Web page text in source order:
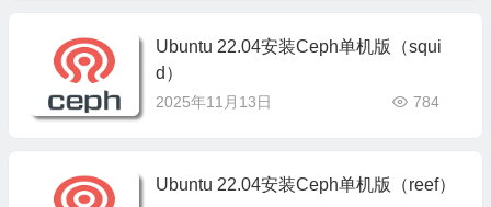
Ubuntu 22.04安装Ceph单机版（squi
d）
2025年11月13日 784
Ubuntu 22.04安装Ceph单机版（reef）